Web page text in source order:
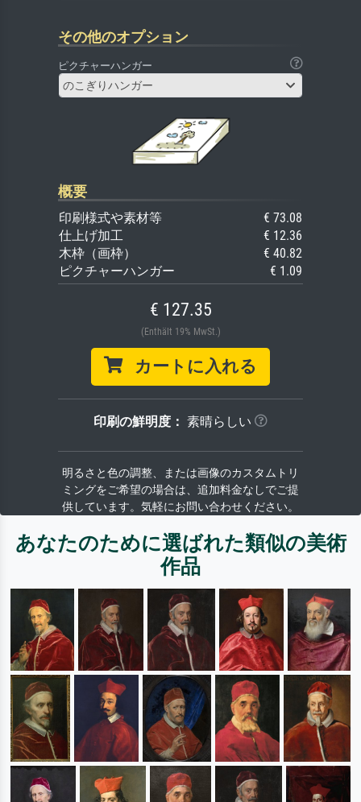
その他のオプション
ピクチャーハンガー
のこぎりハンガー
概要
印刷様式や素材等
€ 73.08
仕上げ加工
€ 12.36
木枠（画枠）
€ 40.82
ピクチャーハンガー
€ 1.09
€ 127.35
(Enthält 19% MwSt.)
カートに入れる
印刷の鮮明度： 素晴らしい
明るさと色の調整、または画像のカスタムトリ
ミングをご希望の場合は、追加料金なしでご提
供しています。気軽にお問い合わせください。
あなたのために選ばれた類似の美術
作品